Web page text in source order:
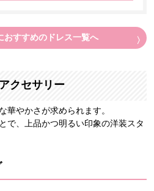
おすすめのドレス一覧へ
クセサリー
華やかさが求められます。
で、上品かつ明るい印象の洋装スタ